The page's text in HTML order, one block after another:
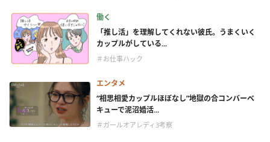
働く
「推し活」を理解してくれない彼氏。うまくいく
カップルがしている...
＃お仕事ハック
エンタメ
“相思相愛カップルほぼなし”地獄の合コンバーベ
キューで泥沼婚活...
＃ガールオアレディ3考察